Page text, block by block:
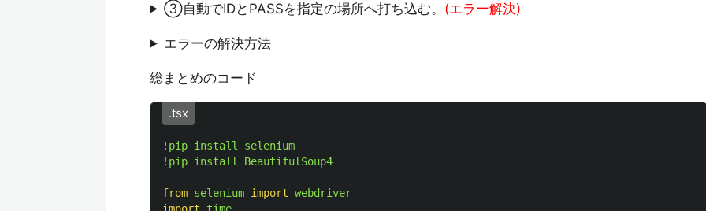
③自動でIDとPASSを指定の場所へ打ち込む。 (エラー解決)
エラーの解決方法
総まとめのコード
.tsx
! pip install
selenium
! pip install BeautifulSoup4
from selenium import webdriver